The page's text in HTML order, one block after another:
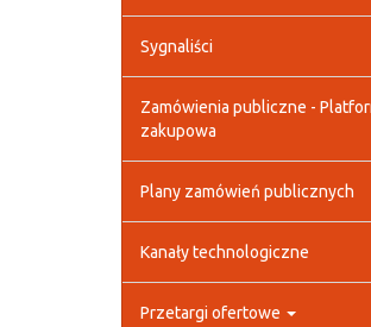
Sygnaliści
Zamówienia publiczne -
zakupowa
Plany zamówień publicznych
Kanały technologiczne
Przetargi ofertowe